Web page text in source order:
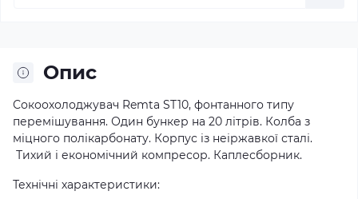
Опис
Сокоохолоджувач Remta ST10, фонтанного типу
перемішування. Один бункер на 20 літрів. Колба з
міцного полікарбонату. Корпус із неіржавкої сталі.
Тихий і економічний компресор. Каплесборник.
Технічні характеристики: